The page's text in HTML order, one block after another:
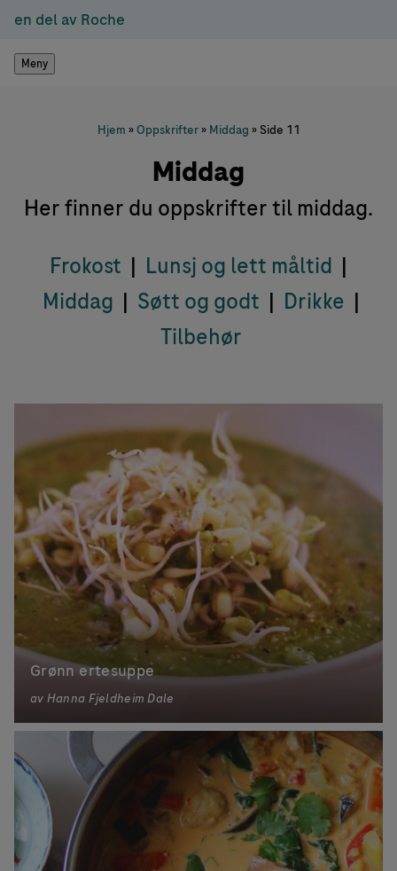
en del av Roche
Meny
Hjem »Oppskrifter» Middag » Side 11
Middag
Her finner du oppskrifter til middag.
Frokost | Lunsj og lett måltid |
Middag | Søtt og godt | Drikke |
Tilbehør
Grønn ertesuppe
av Hanna Fjeldheim Dale